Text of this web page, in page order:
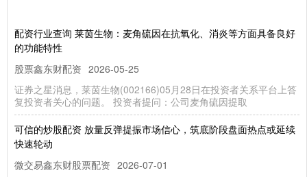
配资行业查询 莱茵生物：麦角硫因在抗氧化、消炎等方面具备良好
的功能特性
股票鑫东财配资 2026-05-25
证券之星消息，莱茵生物(002166)05月28日在投资者关系平台上答
复投资者关心的问题。 投资者提问：公司麦角硫因提取
可信的炒股配资 放量反弹提振市场信心，筑底阶段盘面热点或延续
快速轮动
微交易鑫东财股票配资 2026-07-01